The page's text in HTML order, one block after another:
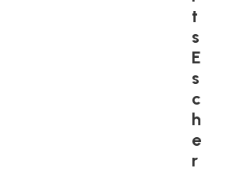
t
s
E
s
c
h
e
r